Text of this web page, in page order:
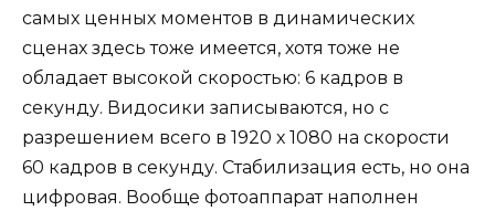
самых ценных моментов в динамических
сценах здесь тоже имеется, хотя тоже не
обладает высокой скоростью: 6 кадров в
секунду. Видосики записываются, но с
разрешением всего в 1920 х 1080 на скорости
60 кадров в секунду. Стабилизация есть, но она
цифровая. Вообще фотоаппарат наполнен